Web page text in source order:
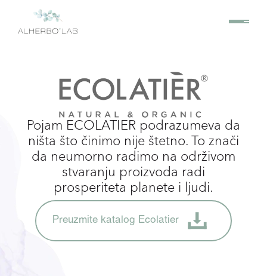
Pojam ECOLATIER podrazumeva da
ništa što činimo nije štetno. To znači
da neumorno radimo na održivom
stvaranju proizvoda radi
prosperiteta planete i ljudi.
Preuzmite katalog Ecolatier